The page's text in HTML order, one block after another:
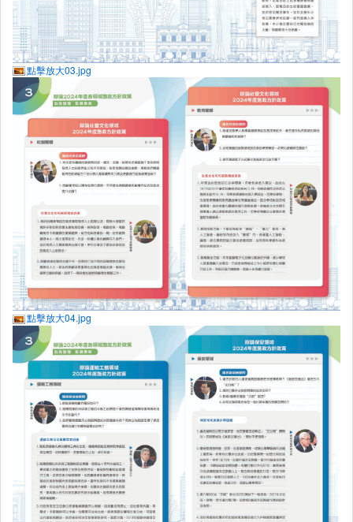
點擊放大03.jpg
點擊放大04.jpg